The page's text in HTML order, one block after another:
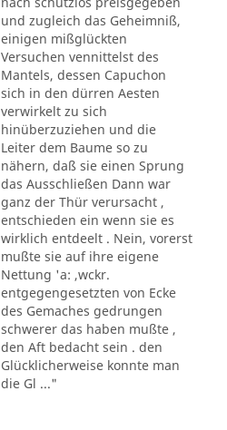
und zugleich das Geheimniß,
einigen mißglückten
Versuchen vennittelst des
Mantels, dessen Capuchon
sich in den dürren Aesten
verwirkelt zu sich
hinüberzuziehen und die
Leiter dem Baume so zu
nähern, daß sie einen Sprung
das Ausschließen Dann war
ganz der Thür verursacht ,
entschieden ein wenn sie es
wirklich entdeelt . Nein, vorerst
mußte sie auf ihre eigene
Nettung 'a: ,wckr.
entgegengesetzten von Ecke
des Gemaches gedrungen
schwerer das haben mußte ,
den Aft bedacht sein . den
Glücklicherweise konnte man
die Gl ..."